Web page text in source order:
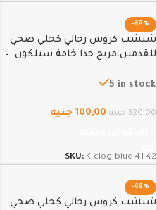
-69%
شبشب كروس رجالي كحلي صحي
للقدمين،مريح جدا خامة سيلكون. –
5 in stock
320,00 جنيه 100,00 جنيه
SKU: K-clog-blue-41-42
-69%
شبشب كروس رجالي كحلي صحي